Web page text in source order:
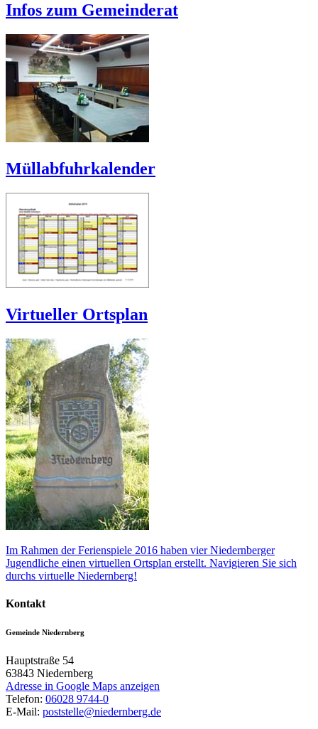
Infos zum Gemeinderat
Müllabfuhrkalender
Virtueller Ortsplan
Im Rahmen der Ferienspiele 2016 haben vier Niedernberger
Jugendliche einen virtuellen Ortsplan erstellt. Navigieren Sie sich
durchs virtuelle Niedernberg!
Kontakt
Gemeinde Niedernberg
Hauptstraße 54
63843 Niedernberg
Adresse in Google Maps anzeigen
Telefon: 06028 9744-0
E-Mail: poststelle@niedernberg.de